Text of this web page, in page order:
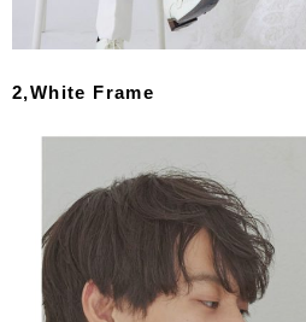
2,White Frame